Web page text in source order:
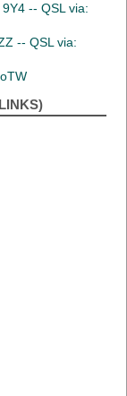
-- QSL via:
-- QSL via: